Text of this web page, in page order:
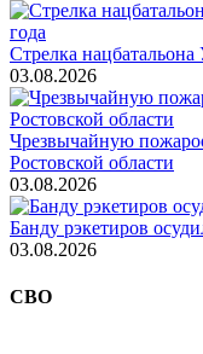
Стрелка
03.08.2026
Чрезвычайную
Ростовской области
03.08.2026
Банду рэкетиров
03.08.2026
СВО